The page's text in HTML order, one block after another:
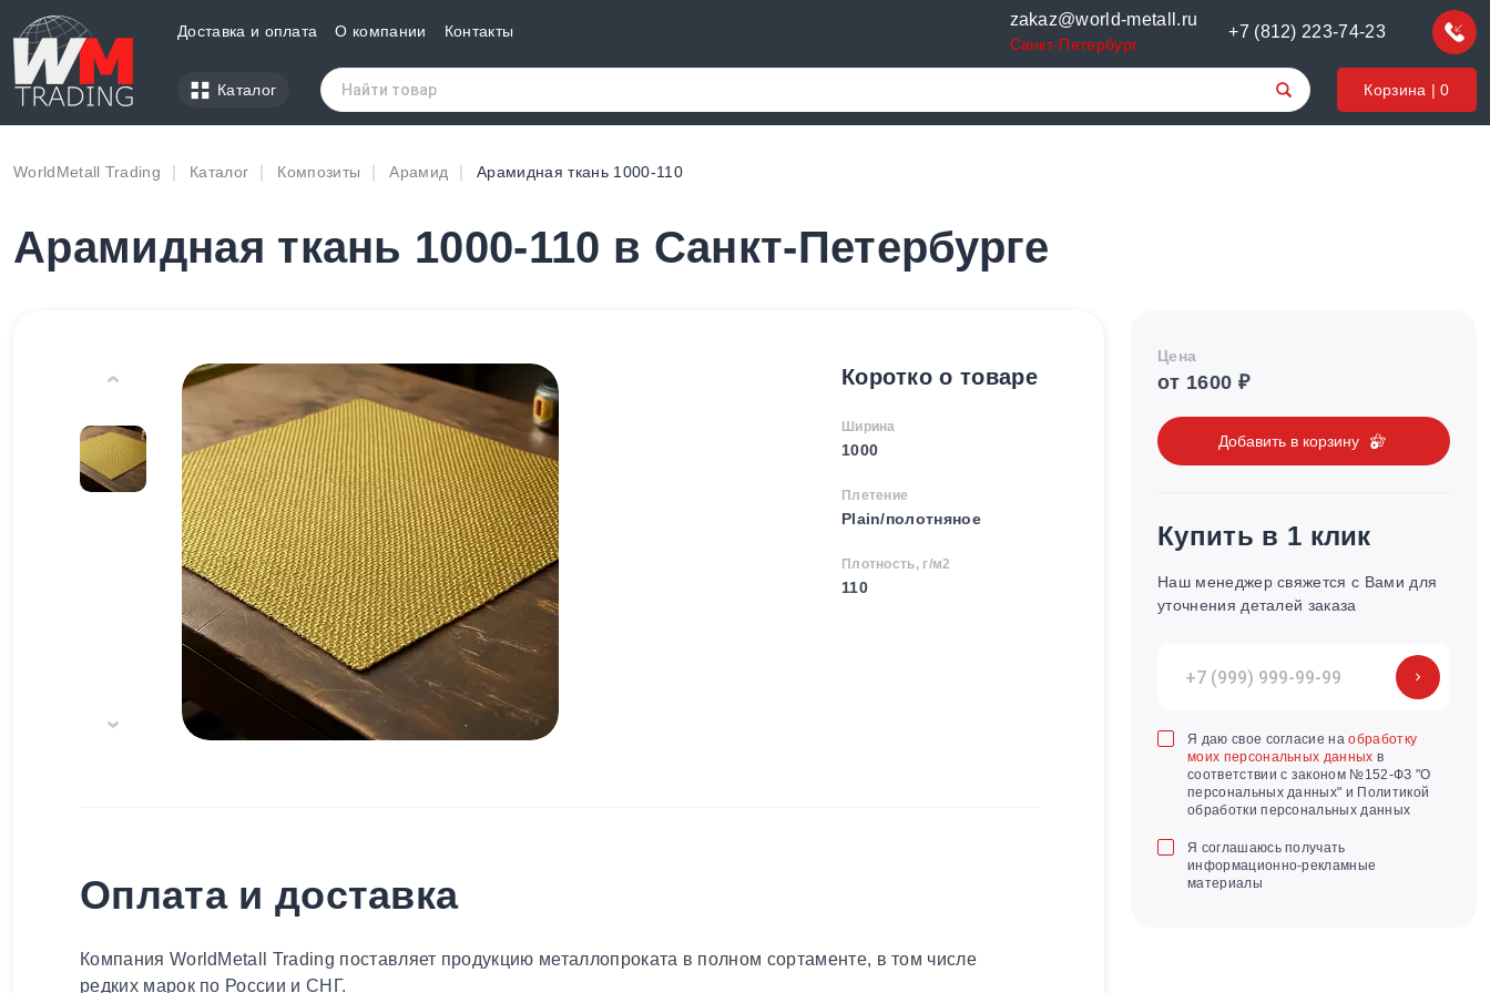
Доставка и оплата О компании Контакты
zakaz@world-metall.ru
Санкт-Петербург
+7 (812) 223-74-23
Каталог Корзина |0
WorldMetall Trading Каталог Композиты Арамид Арамидная ткань 1000-110
Арамидная ткань 1000-110 в Санкт-Петербурге
Коротко о товаре
Ширина
1000
Плетение
Plain/полотняное
Плотность, г/м2
110
Оплата и доставка
Компания WorldMetall Trading поставляет продукцию металлопроката в полном сортаменте, в том числе
редких марок по России и СНГ.
Цена
от 1600 ₽
Добавить в корзину
Купить в 1 клик
Наш менеджер свяжется с Вами для
уточнения деталей заказа
Я даю свое согласие наобработку
моих персональных данных в
соответствии с законом №152-ФЗ "О
персональных данных" и Политикой
обработки персональных данных
Я соглашаюсь получать
информационно-рекламные
материалы